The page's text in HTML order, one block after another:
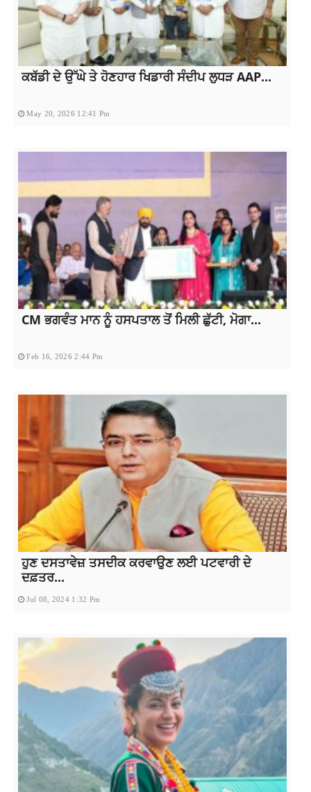
ਕਬੱਡੀ ਦੇ ਉੱਘੇ ਤੇ ਹੋਣਹਾਰ ਖਿਡਾਰੀ ਸੰਦੀਪ ਲੁਧੜ AAP...
May 20, 2026 12:41 Pm
CM ਭਗਵੰਤ ਮਾਨ ਨੂੰ ਹਸਪਤਾਲ ਤੋਂ ਮਿਲੀ ਛੁੱਟੀ, ਮੋਗਾ...
Feb 16, 2026 2:44 Pm
ਹੁਣ ਦਸਤਾਵੇਜ਼ ਤਸਦੀਕ ਕਰਵਾਉਣ ਲਈ ਪਟਵਾਰੀ ਦੇ
ਦਫ਼ਤਰ...
Jul 08, 2024 1:32 Pm